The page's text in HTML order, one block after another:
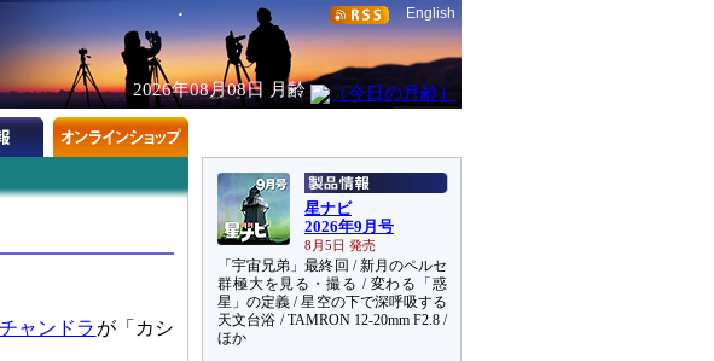
English
2026年08月08日 月齢
ャンドラ が「カシ
星ナビ
2026年9月号
8月5日 発売
「宇宙兄弟」最終回 / 新月のペルセ
群極大を見る・撮る / 変わる「惑
星」の定義 / 星空の下で深呼吸する
天文台浴 / TAMRON 12-20mm F2.8 /
ほか